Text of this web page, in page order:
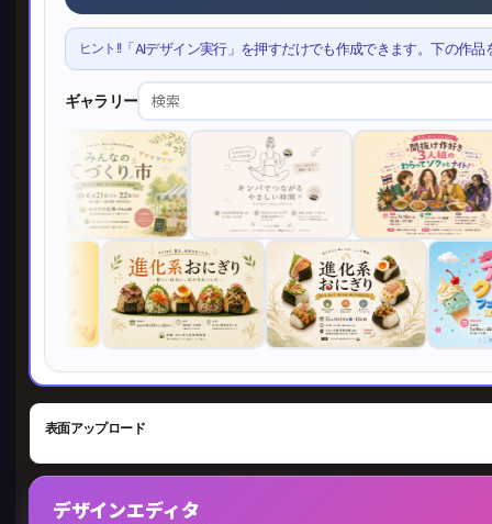
ヒント!!「AIデザイン実行」を押すだけでも作成できます。下の作
ギャラリー
表面アップロード
デザインエディタ